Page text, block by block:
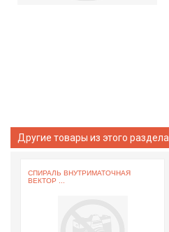
Другие товары из этого раздела
СПИРАЛЬ ВНУТРИМАТОЧНАЯ
ВЕКТОР ...